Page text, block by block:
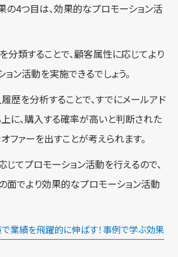
の4つ目は、効果的なプロモーション活
分類することで、顧客属性に応じてより
ン活動を実施できるでしょう。
歴を分析することで、すでにメールアド
に、購入する確率が高いと判断された
ファーを出すことが考えられます。
じてプロモーション活動を行えるので、
面でより効果的なプロモーション活動
業績を飛躍的に伸ばす！事例で学ぶ効果